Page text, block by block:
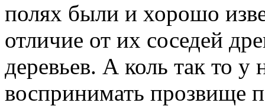
полях были и хорошо
отличие от их соседей
деревьев. А коль так то у
воспринимать прозвище